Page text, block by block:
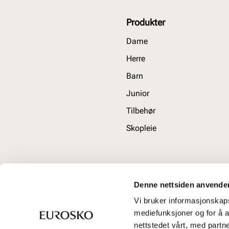
Denne nettsiden
Vi bruker
mediefunksjoner og for å
nettstedet vårt, med
Produkter
Dame
Herre
Barn
Junior
Tilbehør
Skopleie